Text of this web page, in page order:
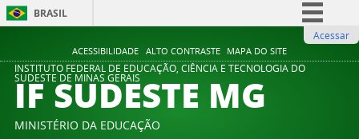
ACESSIBILIDADE ALTO CONTRASTE MAPA DO SITE
BRASIL
Comunica BR
Participe
Acessar
INSTITUTO FEDERAL DE EDUCAÇÃO, CIÊNCIA E TECNOLOGIA DO
SUDESTE DE MINAS GERAIS
IF SUDESTE MG
MINISTÉRIO DA EDUCAÇÃO